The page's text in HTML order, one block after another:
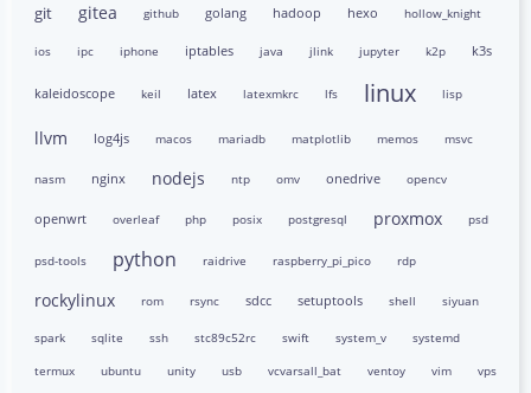
git gitea github golang hadoop hexo hollow_knight
ios ipc iphone iptables java jlink jupyter k2p k3s
kaleidoscope keil latex latexmkrc lfs linux lisp
llvm log4js macos mariadb matplotlib memos msvc
nasm nginx nodejs ntp omv onedrive opencv
openwrt overleaf php posix postgresql proxmox psd
psd-tools python raidrive raspberry_pi_pico rdp
rockylinux rom rsync sdcc setuptools shell siyuan
spark sqlite ssh stc89c52rc swift system_v
systemd
termux
ubuntu unity usb vcvarsall_bat ventoy vim vps